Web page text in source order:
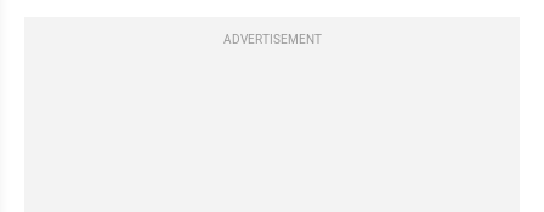
ADVERTISEMENT